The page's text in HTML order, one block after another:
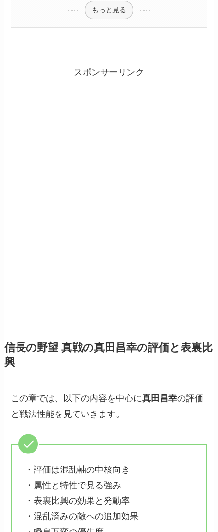
もっと見る
スポンサーリンク
信長の野望 真戦の真田昌幸の評価と表裏比
興
この章では、以下の内容を中心に真田昌幸の評価
と戦法性能を見ていきます。
・評価は混乱軸の中核向き
・属性と特性で見る強み
・表裏比興の効果と発動率
・混乱済みの敵への追加効果